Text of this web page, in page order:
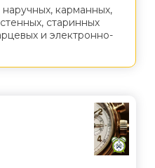
карманных,
старинных
и электронно-